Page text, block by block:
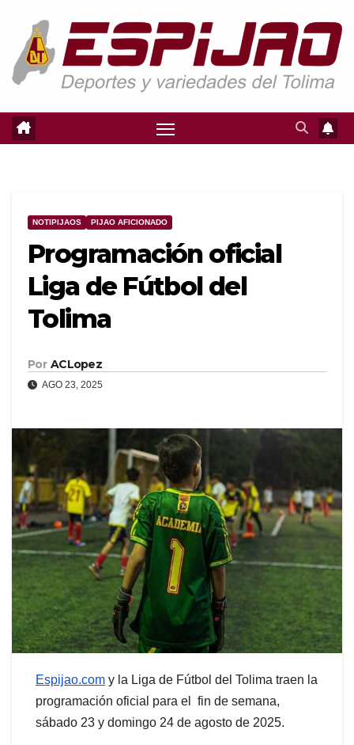
contenido
NOTIPIJAOS PIJAO AFICIONADO
Programación oficial
Liga de Fútbol del
Tolima
Por ACLopez
AGO 23, 2025
Espijao.com y la Liga de Fútbol del Tolima traen la
programación oficial para el fin de semana,
sábado 23 y domingo 24 de agosto de 2025.